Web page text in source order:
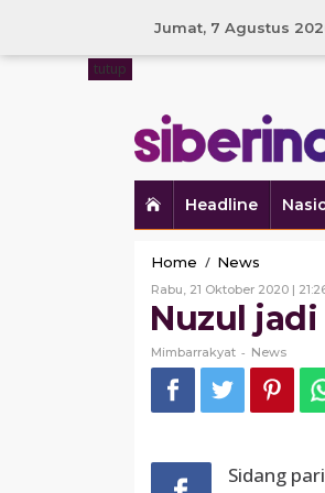
Jumat, 7 Agustus
Headline
tutup
Home / News
jadi
Rabu, 21 Oktober 2020 |
Nuzul
Mimbarrakyat - News
Sidang